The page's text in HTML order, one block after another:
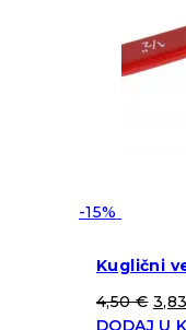
-15%
Kuglični
4,50€ 3,83
DODAJ U